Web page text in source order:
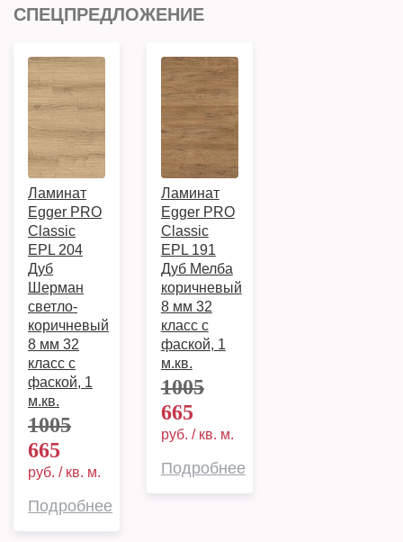
СПЕЦПРЕДЛОЖЕНИЕ
Ламинат
Egger PRO
Classic
EPL 204
Дуб
Шерман
светло-
коричневый
8 мм 32
класс с
фаской, 1
м.кв.
1005
665
руб. / кв. м.
Подробнее
Ламинат
Egger PRO
Classic
EPL 191
Дуб Мелба
коричневый
8 мм 32
класс с
фаской, 1
м.кв.
1005
665
руб. / кв. м.
Подробнее